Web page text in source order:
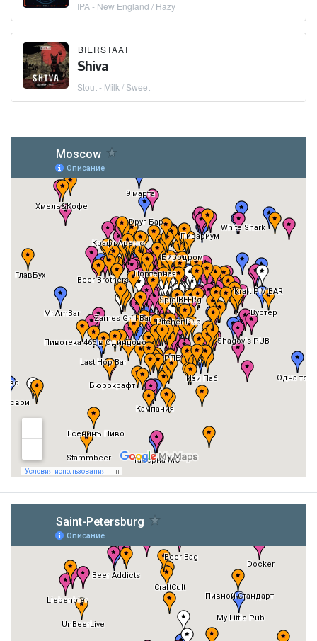
IPA - New England / Hazy
BIERSTAAT
Shiva
Stout - Milk / Sweet